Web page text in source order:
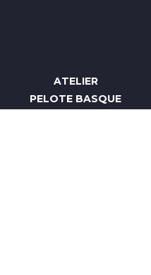
ATELIER
PELOTE BASQUE